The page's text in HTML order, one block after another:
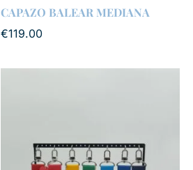
CAPAZO BALEAR MEDIANA
€119.00